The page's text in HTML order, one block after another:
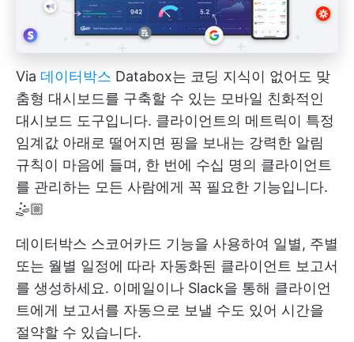
Via 데이터박스 Databox는 코딩 지식이 없어도 맞
춤형 대시보드를 구축할 수 있는 모바일 친화적인
대시보드 도구입니다. 클라이언트의 메트릭이 특정
임계값 아래로 떨어지면 핑을 보내는 강력한 알림
규칙이 마음에 들며, 한 번에 수십 명의 클라이언트
를 관리하는 모든 사람에게 꼭 필요한 기능입니다.
🤹🏼
데이터박스 스코어카드 기능을 사용하여 일별, 주별
또는 월별 일정에 따라 자동화된 클라이언트 보고서
를 생성하세요. 이메일이나 Slack을 통해 클라이언
트에게 보고서를 자동으로 보낼 수도 있어 시간을
절약할 수 있습니다.